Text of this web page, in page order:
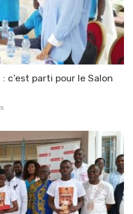
c’est parti pour le Salon